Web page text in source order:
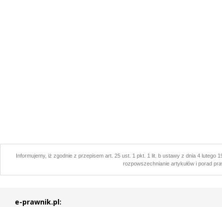
Informujemy, iż zgodnie z przepisem art. 25 ust. 1 pkt. 1 lit. b ustawy z dnia 4
rozpowszechnianie artykułów i porad
e-prawnik.pl: